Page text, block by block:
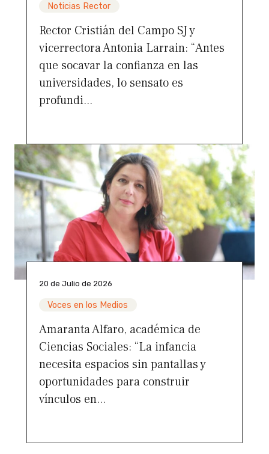
Noticias Rector
Rector Cristián del Campo SJ y
vicerrectora Antonia Larrain: “Antes
que socavar la confianza en las
universidades, lo sensato es
profundi...
20 de Julio de 2026
Voces en los Medios
Amaranta Alfaro, académica de
Ciencias Sociales: “La infancia
necesita espacios sin pantallas y
oportunidades para construir
vínculos en...